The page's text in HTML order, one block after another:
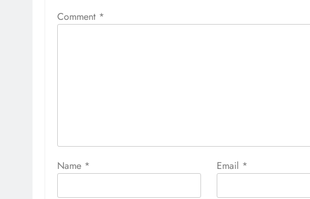
Comment *
Name * Email *